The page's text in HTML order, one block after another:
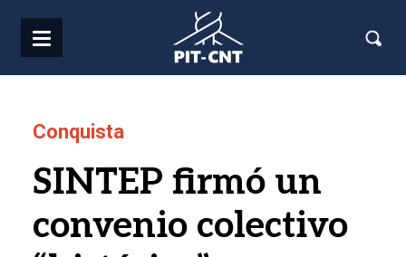
Conquista
SINTEP firmó un
convenio colectivo